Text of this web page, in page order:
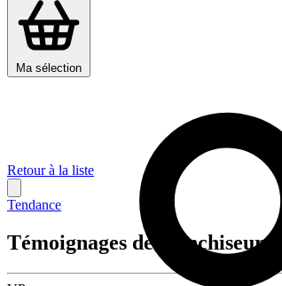
Ma sélection
Retour à la liste
Tendance
Témoignages de